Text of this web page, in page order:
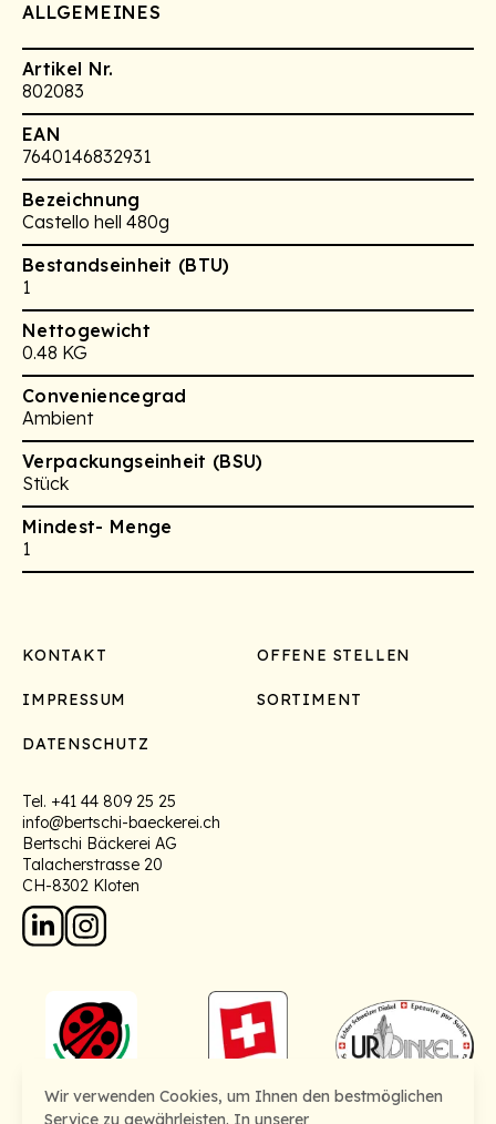
ALLGEMEINES
Artikel Nr.
802083
EAN
7640146832931
Bezeichnung
Castello hell 480g
Bestandseinheit (BTU)
1
Nettogewicht
0.48 KG
Conveniencegrad
Ambient
Verpackungseinheit (BSU)
Stück
Mindest- Menge
1
Footer
KONTAKT OFFENE STELLEN
IMPRESSUM SORTIMENT
DATENSCHUTZ
Tel. +41 44 809 25 25
info@bertschi-baeckerei.ch
Bertschi Bäckerei AG
Talacherstrasse 20
CH-8302 Kloten
Wir verwenden Cookies, um Ihnen den bestmöglichen
Service zu gewährleisten. In unserer